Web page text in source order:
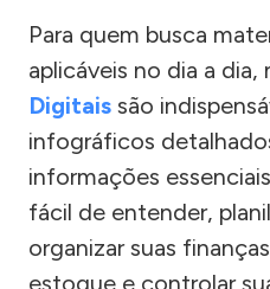
Para quem busca
aplicáveis no dia a dia,
Digitais são
infográficos
informações
fácil de entender,
organizar suas
estoque e controlar